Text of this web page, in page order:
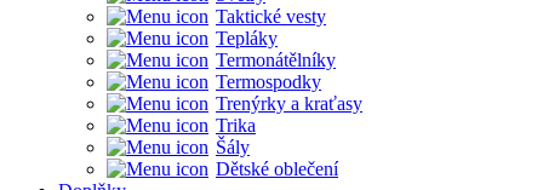
Taktické vesty
Tepláky
Termonátělníky
Termospodky
Trenýrky a kraťasy
Trika
Šály
Dětské oblečení